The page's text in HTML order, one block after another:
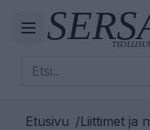
Etusivu /Liittimet ja